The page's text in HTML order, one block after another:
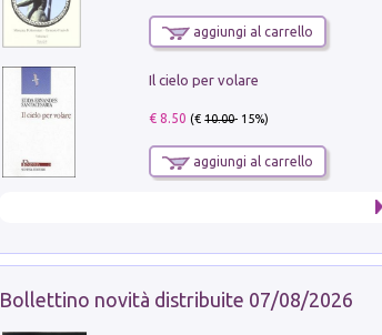
aggiungi al carrello
Il cielo per volare
€ 8.50 (€10.00- 15%)
aggiungi al carrello
Bollettino novità distribuite 07/08/2026